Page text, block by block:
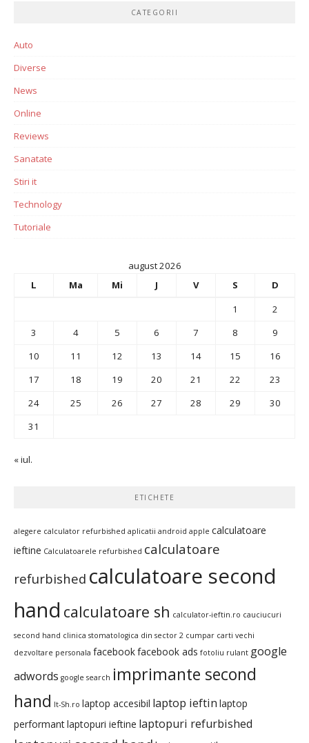
CATEGORII
Auto
Diverse
News
Online
Reviews
Sanatate
Stiri it
Technology
Tutoriale
august 2026
L
Ma Mi J V S
D
1
2
3
4 5 6 7 8
9
10
11 12 13 14 15
16
17
18 19 20 21 22
23
24
25 26 27 28 29
30
31
« iul.
ETICHETE
alegere calculator refurbished aplicatii android apple calculatoare
ieftine Calculatoarele refurbished calculatoare
refurbished calculatoare second
hand calculatoare sh calculator-ieftin.ro cauciucuri
second hand clinica stomatologica din sector 2 cumpar carti vechi
dezvoltare personala facebookfacebook ads fotoliu rulant google
adwords google search imprimante second
hand It-Sh.ro laptop accesibil laptop ieftin laptop
performantlaptopuri ieftine laptopuri refurbished